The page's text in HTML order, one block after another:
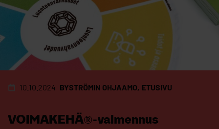
10.10.2024 BYSTRÖMIN OHJAAMO ETUSIVU
VOIMAKEHÄ®-valmennus